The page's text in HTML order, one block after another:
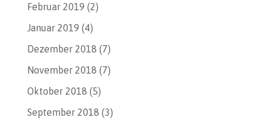
Februar 2019 (2)
Januar 2019 (4)
Dezember 2018 (7)
November 2018 (7)
Oktober 2018 (5)
September 2018 (3)